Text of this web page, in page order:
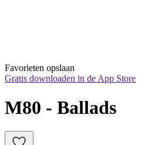
Favorieten opslaan
Gratis downloaden in de App Store
M80 - Ballads